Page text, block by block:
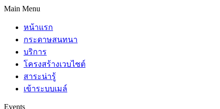
Main Menu
หน้าแรก
กระดาษสนทนา
บริการ
โครงสร้างเวบไซต์
สาระน่ารู้
เข้าระบบเมล์
Events